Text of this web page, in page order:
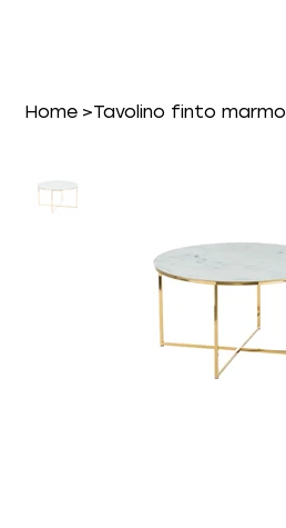
Home >Tavolino finto marmo